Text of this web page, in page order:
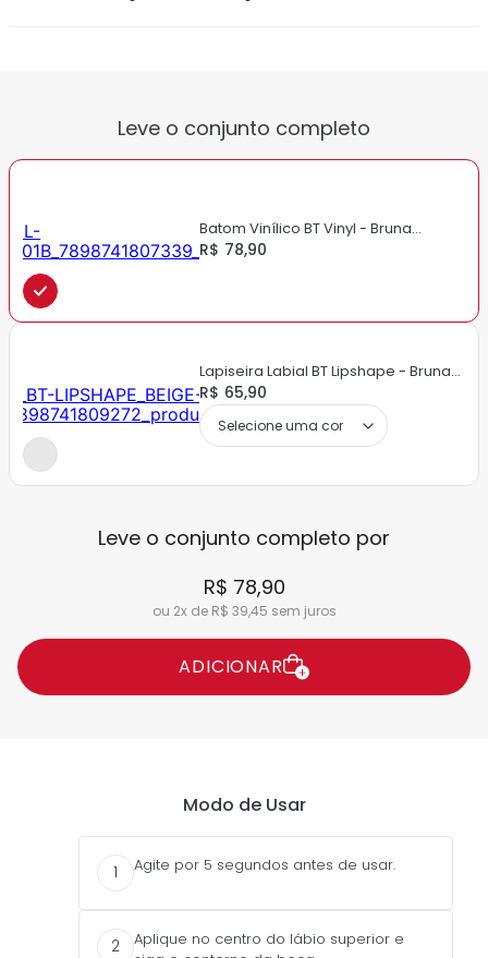
Desliza facilmente
Leve o conjunto completo
Batom Vinílico BT Vinyl - Bruna
Tavares
R$ 78,90
Lapiseira Labial BT Lipshape - Bruna
Tavares
R$ 65,90
Leve o conjunto completo por
R$ 78,90
ou 2x de R$ 39,45 sem juros
ADICIONAR
Modo de Usar
1 Agite por 5 segundos antes de usar.
2
Aplique no centro do lábio superior e